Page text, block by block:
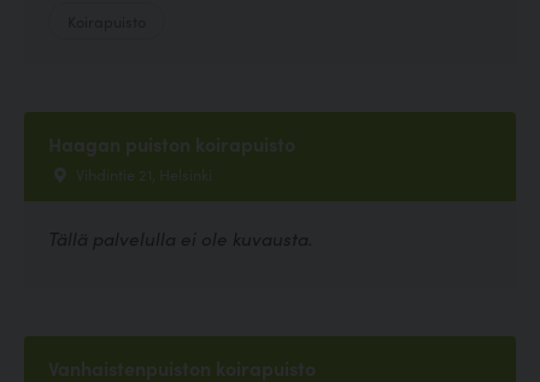
Haagan puiston koirapuisto
Vihdintie 21, Helsinki
Tällä palvelulla ei ole kuvausta.
Vanhaistenpuiston koirapuisto